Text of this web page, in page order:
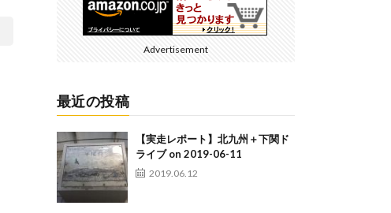
Advertisement
最近の投稿
【実走レポート】北九州＋下関ド
ライブ on 2019-06-11
2019.06.12